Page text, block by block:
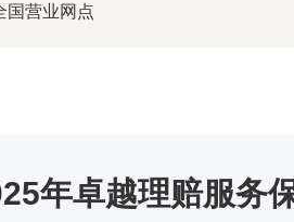
国营业网点
年卓越理赔服务